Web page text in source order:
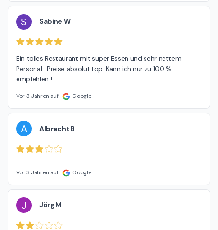
S Sabine W
Ein tolles Restaurant mit super Essen und sehr nettem
Personal.  Preise absolut top. Kann ich nur zu 100 %
empfehlen !
Vor 3 Jahren auf Google
A Albrecht B
Vor 3 Jahren auf Google
J Jörg M